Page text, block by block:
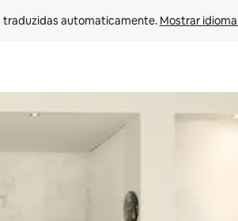
automaticamente. Mostrar